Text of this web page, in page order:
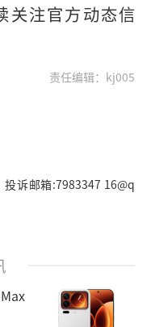
关注官方动态信
责任编辑：kj005
诉邮箱:7983347 16@q